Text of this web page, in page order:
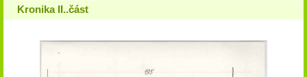
Kronika II..část